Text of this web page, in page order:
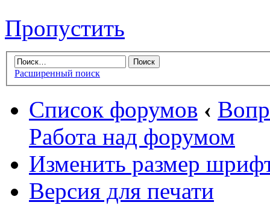
Пропустить
Расширенный поиск
Список форумов ‹
Работа над форумом
Изменить размер
Версия для печати